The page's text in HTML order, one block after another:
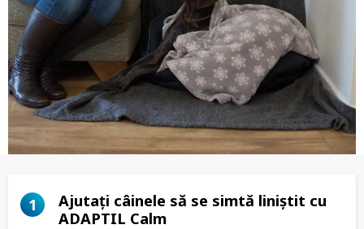
1
Ajutați câinele să se simtă liniștit cu
ADAPTIL Calm